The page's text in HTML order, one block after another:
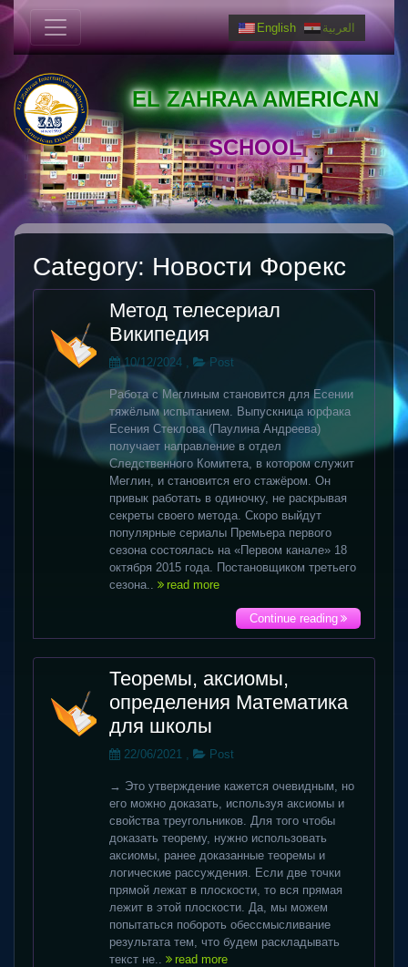
English العربية
EL ZAHRAA AMERICAN
SCHOOL
Category: Новости Форекс
Метод телесериал
Википедия
10/12/2024 , Post
Работа с Меглиным становится для Есении
тяжёлым испытанием. Выпускница юрфака
Есения Стеклова (Паулина Андреева)
получает направление в отдел
Следственного Комитета, в котором служит
Меглин, и становится его стажёром. Он
привык работать в одиночку, не раскрывая
секреты своего метода. Скоро выйдут
популярные сериалы Премьера первого
сезона состоялась на «Первом канале» 18
октября 2015 года. Постановщиком третьего
сезона..
read more
Continue reading
Теоремы, аксиомы,
определения Математика
для школы
22/06/2021 , Post
→ Это утверждение кажется очевидным, но
его можно доказать, используя аксиомы и
свойства треугольников. Для того чтобы
доказать теорему, нужно использовать
аксиомы, ранее доказанные теоремы и
логические рассуждения. Если две точки
прямой лежат в плоскости, то вся прямая
лежит в этой плоскости. Да, мы можем
попытаться побороть обессмысливание
результата тем, что будем раскладывать
текст не..
read more